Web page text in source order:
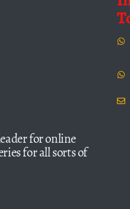
for online
for all sorts of